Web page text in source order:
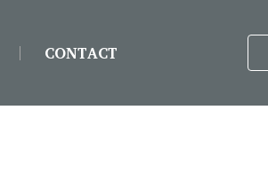
CONTACT